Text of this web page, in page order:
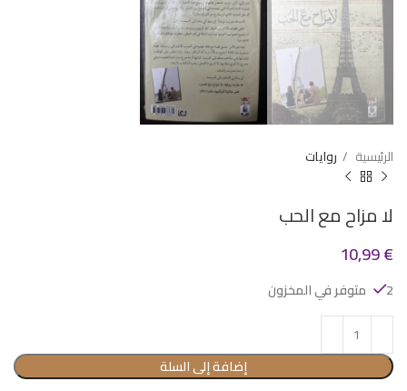
الرئيسية روايات
لا مزاح مع الحب
10,99€
2 متوفر في المخزون
إضافة إلى السلة